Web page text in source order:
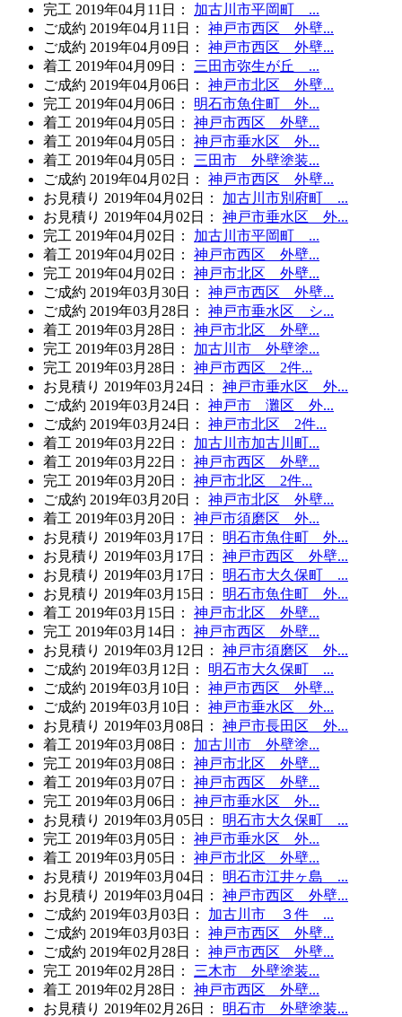
完工 2019年04月11日 ：
加古川市平岡町 ...
ご成約 2019年04月11日 ：
神戸市西区 外壁...
ご成約 2019年04月09日 ：
神戸市西区 外壁...
着工 2019年04月09日 ：
三田市弥生が丘 ...
ご成約 2019年04月06日 ：
神戸市北区 外壁...
完工 2019年04月06日 ：
明石市魚住町 外...
着工 2019年04月05日 ：
神戸市西区 外壁...
着工 2019年04月05日 ：
神戸市垂水区 外...
着工 2019年04月05日 ：
三田市 外壁塗装...
ご成約 2019年04月02日 ：
神戸市西区 外壁...
お見積り 2019年04月02日 ：
加古川市別府町 ...
お見積り 2019年04月02日 ：
神戸市垂水区 外...
完工 2019年04月02日 ：
加古川市平岡町 ...
着工 2019年04月02日 ：
神戸市西区 外壁...
完工 2019年04月02日 ：
神戸市北区 外壁...
ご成約 2019年03月30日 ：
神戸市西区 外壁...
ご成約 2019年03月28日 ：
神戸市垂水区 シ...
着工 2019年03月28日 ：
神戸市北区 外壁...
完工 2019年03月28日 ：
加古川市 外壁塗...
完工 2019年03月28日 ：
神戸市西区 2件...
お見積り 2019年03月24日 ：
神戸市垂水区 外...
ご成約 2019年03月24日 ：
神戸市 灘区 外...
ご成約 2019年03月24日 ：
神戸市北区 2件...
着工 2019年03月22日 ：
加古川市加古川町...
着工 2019年03月22日 ：
神戸市西区 外壁...
完工 2019年03月20日 ：
神戸市北区 2件...
ご成約 2019年03月20日 ：
神戸市北区 外壁...
着工 2019年03月20日 ：
神戸市須磨区 外...
お見積り 2019年03月17日 ：
明石市魚住町 外...
お見積り 2019年03月17日 ：
神戸市西区 外壁...
お見積り 2019年03月17日 ：
明石市大久保町 ...
お見積り 2019年03月15日 ：
明石市魚住町 外...
着工 2019年03月15日 ：
神戸市北区 外壁...
完工 2019年03月14日 ：
神戸市西区 外壁...
お見積り 2019年03月12日 ：
神戸市須磨区 外...
ご成約 2019年03月12日 ：
明石市大久保町 ...
ご成約 2019年03月10日 ：
神戸市西区 外壁...
ご成約 2019年03月10日 ：
神戸市垂水区 外...
お見積り 2019年03月08日 ：
神戸市長田区 外...
着工 2019年03月08日 ：
加古川市 外壁塗...
完工 2019年03月08日 ：
神戸市北区 外壁...
着工 2019年03月07日 ：
神戸市西区 外壁...
完工 2019年03月06日 ：
神戸市垂水区 外...
お見積り 2019年03月05日 ：
明石市大久保町 ...
完工 2019年03月05日 ：
神戸市垂水区 外...
着工 2019年03月05日 ：
神戸市北区 外壁...
お見積り 2019年03月04日 ：
明石市江井ヶ島 ...
お見積り 2019年03月04日 ：
神戸市西区 外壁...
ご成約 2019年03月03日 ：
加古川市 ３件 ...
ご成約 2019年03月03日 ：
神戸市西区 外壁...
ご成約 2019年02月28日 ：
神戸市西区 外壁...
完工 2019年02月28日 ：
三木市 外壁塗装...
着工 2019年02月28日 ：
神戸市西区 外壁...
お見積り 2019年02月26日 ：
明石市 外壁塗装...